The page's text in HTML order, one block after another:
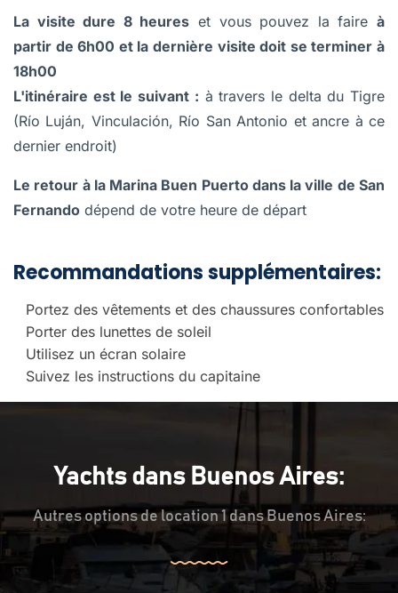
La visite dure 8 heures et vous pouvez la faireà
partir de 6h00 et la dernière visite doit se terminer à
18h00
L'itinéraire est le suivant : à travers le delta du Tigre
(Río Luján, Vinculación, Río San Antonio et ancre à ce
dernier endroit)
Le retour à la Marina Buen Puerto dans la ville de San
Fernando dépend de votre heure de départ
Recommandations supplémentaires:
Portez des vêtements et des chaussures confortables
Porter des lunettes de soleil
Utilisez un écran solaire
Suivez les instructions du capitaine
Yachts dans Buenos Aires:
Autres options de location 1 dans Buenos Aires: